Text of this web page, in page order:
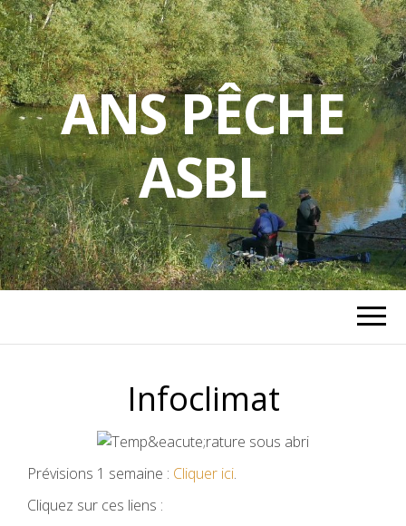
ANS PÊCHE
ASBL
Infoclimat
Prévisions 1 semaine : Cliquer ici.
Cliquez sur ces liens :